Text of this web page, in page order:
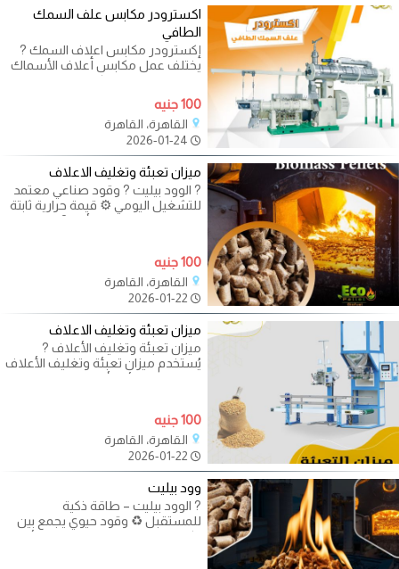
اكسترودر مكابس علف السمك
الطافي
إكسترودر مكابس اعلاف السمك ?
يختلف عمل مكابس أعلاف الأسماك
عن طريقة عمل مكابس الحيوانات
الأخرى.
100 جنيه
القاهرة، القاهرة
ميزان تعبئة وتغليف الاعلاف
? الوود بيليت ? وقود صناعي معتمد
للتشغيل اليومي ⚙️ قيمة حرارية ثابتة
تساعد على استقرار الأداء ?
100 جنيه
القاهرة، القاهرة
ميزان تعبئة وتغليف الاعلاف
ميزان تعبئة وتغليف الأعلاف ?
يُستخدم ميزان تعبئة وتغليف الأعلاف
في وزن وتعبئة الأعلاف والمواد
100 جنيه
القاهرة، القاهرة
وود بيليت
? الوود بيليت – طاقة ذكية
للمستقبل ♻️ وقود حيوي يجمع بين
الكفاءة العالية والحفاظ على البيئة،